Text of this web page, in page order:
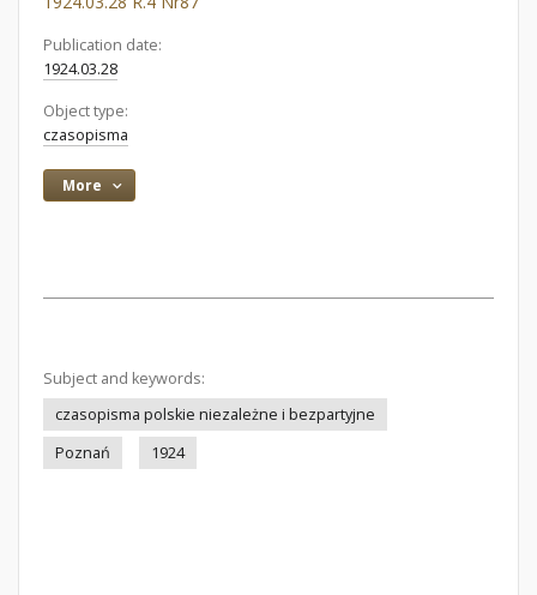
Publication date:
1924.03.28
Object type:
czasopisma
More
Subject and keywords:
czasopisma polskie niezależne i bezpartyjne
Poznań
1924